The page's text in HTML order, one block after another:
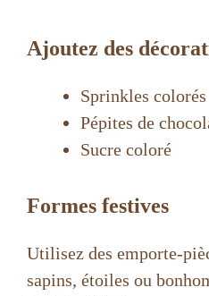
Ajoutez des
Sprinkles colorés
Pépites de
Sucre coloré
Formes festives
Utilisez des emporte-
sapins, étoiles ou